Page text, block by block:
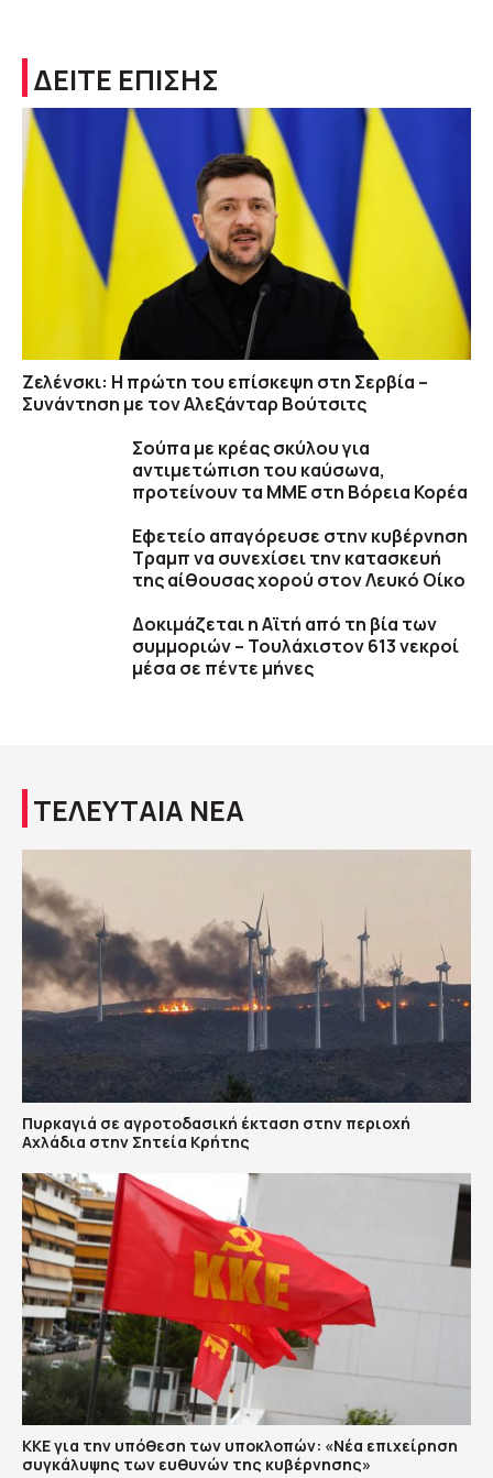
ΔΕΙΤΕ ΕΠΙΣΗΣ
Ζελένσκι: Η πρώτη του επίσκεψη στη Σερβία –
Συνάντηση με τον Αλεξάνταρ Βούτσιτς
Σούπα με κρέας σκύλου για
αντιμετώπιση του καύσωνα,
προτείνουν τα ΜΜΕ στη Βόρεια Κορέα
Εφετείο απαγόρευσε στην κυβέρνηση
Τραμπ να συνεχίσει την κατασκευή
της αίθουσας χορού στον Λευκό Οίκο
Δοκιμάζεται η Αϊτή από τη βία των
συμμοριών – Τουλάχιστον 613 νεκροί
μέσα σε πέντε μήνες
ΤΕΛΕΥΤΑΙΑ ΝΕΑ
Πυρκαγιά σε αγροτοδασική έκταση στην περιοχή
Αχλάδια στην Σητεία Κρήτης
ΚΚΕ για την υπόθεση των υποκλοπών: «Νέα επιχείρηση
συγκάλυψης των ευθυνών της κυβέρνησης»